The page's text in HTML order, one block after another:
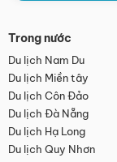
Trong nước
Du lịch Nam Du
Du lịch Miền tây
Du lịch Côn Đảo
Du lịch Đà Nẵng
Du lịch Hạ Long
Du lịch Quy Nhơn